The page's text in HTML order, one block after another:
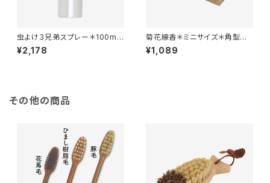
虫よけ３兄弟スプレー＊100ml
＊精油＊自然の恵み＊
¥2,178
菊花線香＊ミニサイズ＊角型＊
天然成分でお子様やペットにも
安心＊32巻入り＊蚊取り線香＊
¥1,089
その他の商品